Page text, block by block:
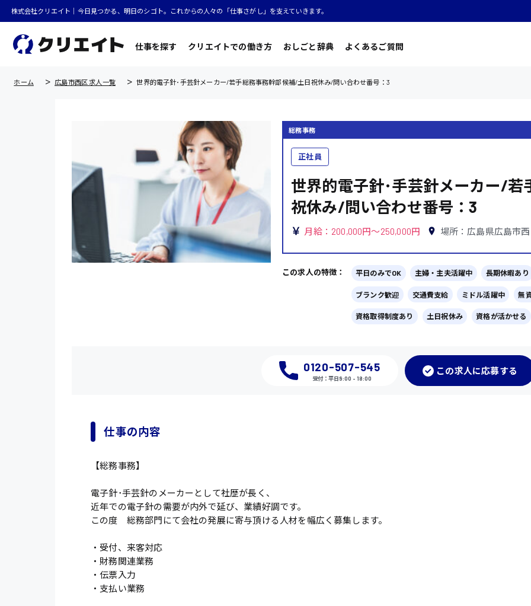
株式会社クリエイト｜今日見つかる、明日のシゴト。これからの人々の「仕事さがし」を支えていきます。
仕事を探す クリエイトでの働き方 おしごと辞典 よくあるご質問
ホーム 広島市西区 求人一覧 世界的電子針･手芸針メーカー/若手総務事務幹部候補/土日祝休み/問い合わせ番号：3
総務事務
正社員
世界的電子針･手芸針メーカー/
祝休み/問い合わせ番号：3
月給：200,000円～250,000円 場所：広島県広島市
この求人の特徴： 平日のみでOK 主婦・主夫活躍中 長期休暇あり
ブランク歓迎 交通費支給 ミドル活躍中 無
資格取得制度あり 土日祝休み 資格が活かせる
0120-507-545
受付：平日9:00 - 18:00
この求人に応募する
仕事の内容
【総務事務】
電子針･手芸針のメーカーとして社歴が長く、
近年での電子針の需要が内外で延び、業績好調です。
この度 総務部門にて会社の発展に寄与頂ける人材を幅広く募集します。
・受付、来客対応
・財務関連業務
・伝票入力
・支払い業務